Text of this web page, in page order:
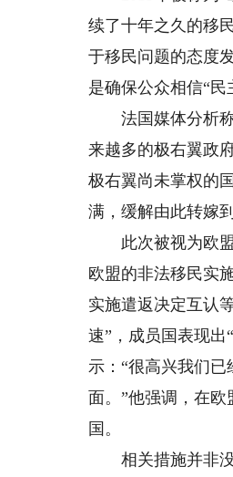
续了十年之久的移
于移民问题的态度
是确保公众相信“民
法国媒体分析称
来越多的极右翼政
极右翼尚未掌权的
满，缓解由此转嫁
此次被视为欧盟“
欧盟的非法移民实
实施遣返决定互认
速”，成员国表现出
示：“很高兴我们
面。”他强调，在
国。
相关措施并非没